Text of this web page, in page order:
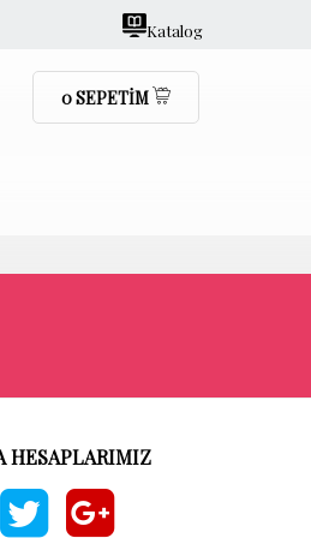
Katalog
0SEPETİM
HESAPLARIMIZ